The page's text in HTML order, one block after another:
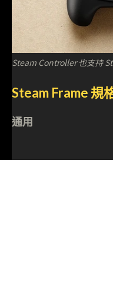
Steam Controller 也支持
Steam Frame 規
通用